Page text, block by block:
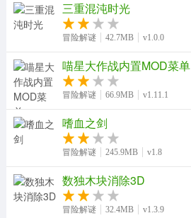
三重混沌时光
冒险解谜 42.7MB v1.0.0
喵星大作战内置MOD菜单
冒险解谜 66.9MB v1.11.1
嗜血之剑
冒险解谜 245.9MB v1.8
数独木块消除3D
冒险解谜 32.4MB v1.3.9